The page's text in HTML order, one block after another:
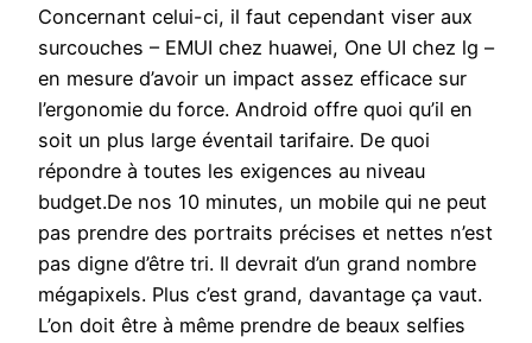
Concernant celui-ci, il faut cependant viser aux
surcouches – EMUI chez huawei, One UI chez lg –
en mesure d’avoir un impact assez efficace sur
l’ergonomie du force. Android offre quoi qu’il en
soit un plus large éventail tarifaire. De quoi
répondre à toutes les exigences au niveau
budget.De nos 10 minutes, un mobile qui ne peut
pas prendre des portraits précises et nettes n’est
pas digne d’être tri. Il devrait d’un grand nombre
mégapixels. Plus c’est grand, davantage ça vaut.
L’on doit être à même prendre de beaux selfies